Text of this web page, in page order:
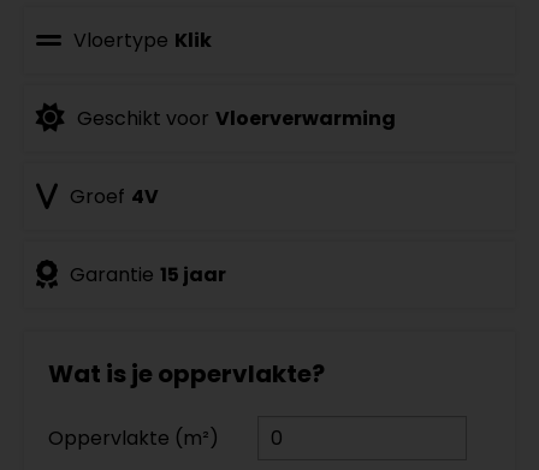
Vloertype Klik
Geschikt voor Vloerverwarming
Groef 4V
Garantie 15 jaar
Wat is je oppervlakte?
Oppervlakte (m²)